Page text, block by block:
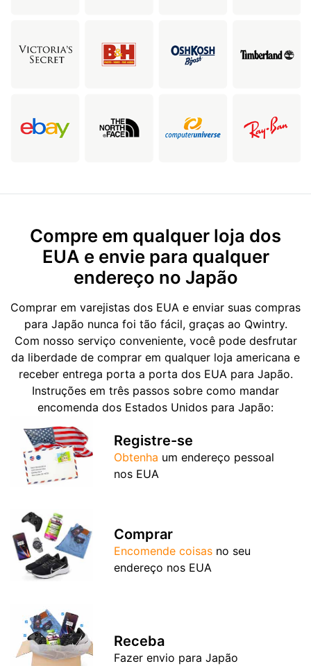
Compre em qualquer loja dos
EUA e envie para qualquer
endereço no Japão
Comprar em varejistas dos EUA e enviar suas compras
para Japão nunca foi tão fácil, graças ao Qwintry.
Com nosso serviço conveniente, você pode desfrutar
da liberdade de comprar em qualquer loja americana e
receber entrega porta a porta dos EUA para Japão.
Instruções em três passos sobre como mandar
encomenda dos Estados Unidos para Japão:
Registre-se
Obtenha um endereço pessoal
nos EUA
Comprar
Encomende coisas no seu
endereço nos EUA
Receba
Fazer envio para Japão